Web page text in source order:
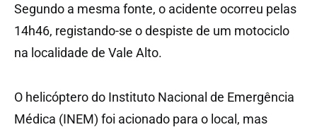
Segundo a mesma fonte, o acidente ocorreu pelas
14h46, registando-se o despiste de um motociclo
na localidade de Vale Alto.
O helicóptero do Instituto Nacional de Emergência
Médica (INEM) foi acionado para o local, mas